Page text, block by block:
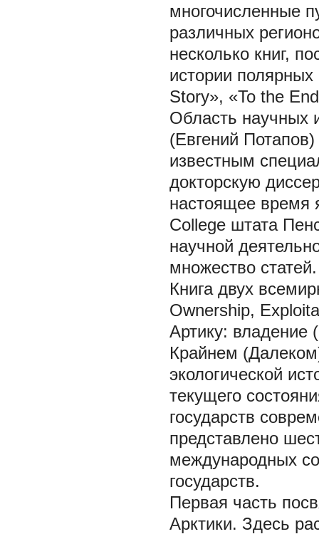
многочисленные
различных
несколько книг,
истории
Story», «To the
Область научных
(Евгений
известным
докторскую
настоящее время
College штата
научной
множество статей.
Книга двух
Ownership,
Артику: владение
Крайнем
экологической
текущего
государств
представлено
международных
государств.
Первая часть
Арктики. Здесь